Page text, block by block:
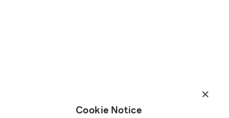
×
Cookie Notice